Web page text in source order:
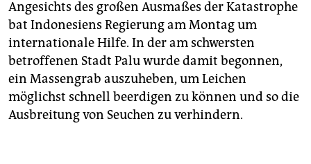
Angesichts des großen Ausmaßes der Katastrophe
bat Indonesiens Regierung am Montag um
internationale Hilfe. In der am schwersten
betroffenen Stadt Palu wurde damit begonnen,
ein Massengrab auszuheben, um Leichen
möglichst schnell beerdigen zu können und so die
Ausbreitung von Seuchen zu verhindern.